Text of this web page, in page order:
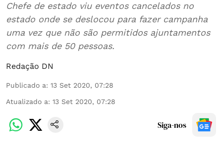
Chefe de estado viu eventos cancelados no
estado onde se deslocou para fazer campanha
uma vez que não são permitidos ajuntamentos
com mais de 50 pessoas.
Redação DN
Publicado a: 13 Set 2020, 07:28
Atualizado a: 13 Set 2020, 07:28
Siga-nos